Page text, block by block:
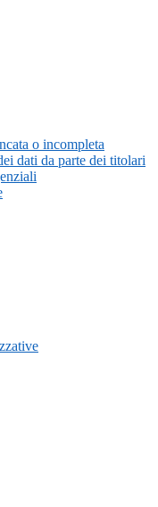
o incompleta
dati da parte dei titolari